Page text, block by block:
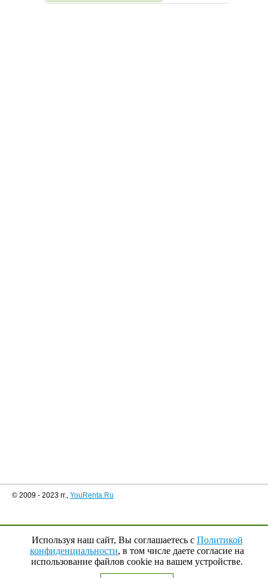
© 2009 - 2023 гг., YouRenta.Ru
Используя наш сайт, Вы соглашаетесь с Политикой
конфиденциальности, в том числе даете согласие на
использование файлов cookie на вашем устройстве.